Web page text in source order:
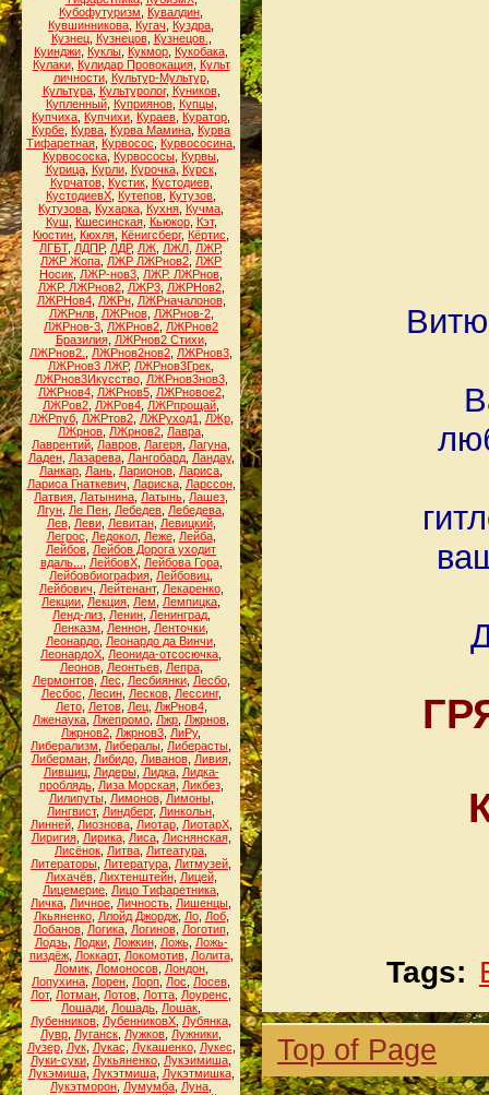
Кубофутуризм
Кувалдин
Кувшинникова Кугач Куздра
Кузнец, Кузнецов, Кузнецов.
Куинджи Куклы Кукмор Кукобака
Кулаки, Кулидар Провокация, Культ
личности, Культур-Мультур,
Культура, Культуролог, Куников,
Купленный, Куприянов, Купцы,
Купчиха Купчихи Кураев Куратор
Курбе Курва Курва Мамина Курва
Тифаретная Курвосос Курвососина
Курвососка Курвососы Курвы
Курица, Курли, Курочка, Курск,
Курчатов, Кустик, Кустодиев,
КустодиевХ Кутепов Кутузов
Кутузова Кухарка Кухня Кучма
Куш
Кшесинская, Кьюкор, Кэт,
Кюстин Кюхля Кёнигсберг, Кёртис
ЛГБТ, ЛДПР, ЛДР, ЛЖ ЛЖЛ ЛЖР,
ЛЖР Жопа ЛЖР ЛЖРнов2 ЛЖР
Носик ЛЖР-нов3 ЛЖР. ЛЖРнов
ЛЖР. ЛЖРнов2, ЛЖР3, ЛЖРНов2,
ЛЖРНов4, ЛЖРн, ЛЖРначалонов,
ЛЖРнлв, ЛЖРнов, ЛЖРнов-2,
ЛЖРнов-3 ЛЖРнов2 ЛЖРнов2
Бразилия, ЛЖРнов2 Стихи,
ЛЖРнов2.
ЛЖРнов2нов2 ЛЖРнов3
ЛЖРнов3 ЛЖР, ЛЖРнов3Грек
ЛЖРнов3Икусство, ЛЖРнов3нов3,
ЛЖРнов4, ЛЖРнов5, ЛЖРновое2,
ЛЖРов2 ЛЖРов4 ЛЖРпрощай
ЛЖРпуб, ЛЖРтов2, ЛЖРуход1 ЛЖр,
ЛЖрнов ЛЖрнов2 Лавра
Лаврентий Лавров Лагеря Лагуна
Ладен, Лазарева, Лангобард, Ландау,
Ланкар Лань Ларионов Лариса
Лариса Гнаткевич
Лариска, Ларссон,
Латвия Латынина Латынь Лашез
Лгун Ле Пен Лебедев Лебедева
Лев, Леви, Левитан, Левицкий,
Легрос
Ледокол, Леже, Лейба,
Лейбов Лейбов Дорога уходит
вдаль...
ЛейбовХ, Лейбова Гора,
Лейбовбиография Лейбовиц
Лейбович
Лейтенант, Лекаренко,
Лекции Лекция Лем Лемпицка
Ленд-лиз, Ленин, Ленинград,
Ленказм
Леннон Ленточки
Леонардо Леонардо да Винчи
ЛеонардоХ Леонида-отсосючка
Леонов, Леонтьев, Лепра,
Лермонтов, Лес Лесбиянки, Лесбо,
Лесбос
Лесин, Лесков, Лессинг,
Лето, Летов, Лец, ЛжРнов4,
Лженаука Лжепромо Лжр Лжрнов
Лжрнов2 Лжрнов3 ЛиРу,
Либерализм
Либералы Либерасты
Либерман, Либидо, Ливанов, Ливия,
Лившиц, Лидеры, Лидка, Лидка-
проблядь, Лиза Морская, Ликбез,
Лилипуты, Лимонов, Лимоны,
Лингвист, Линдберг, Линкольн
Линней, Лиознова, Лиотар, ЛиотарХ,
Лиригия, Лирика, Лиса, Лиснянская,
Лисёнок Литва Литеатура
Литераторы Литература Литмузей
Лихачёв, Лихтенштейн, Лицей,
Лицемерие Лицо Тифаретника
Личка Личное Личность Лишенцы
Лкьяненко, Ллойд Джордж, Ло, Лоб,
Лобанов, Логика, Логинов, Логотип,
Лодзь, Лодки, Ложкин, Ложь, Ложь-
пиздёж, Локкарт, Локомотив, Лолита,
Ломик, Ломоносов, Лондон,
Лопухина Лорен Лорп Лос Лосев
Лот, Лотман Лотов Лотта Лоуренс
Лошади Лошадь Лошак
Лубенников ЛубенниковХ Лубянка
Лувр Луганск Лужков Лужники
Лузер, Лук, Лукас Лукашенко, Лукес
Луки-суки Лукьяненко Лукэимиша
Лукэмиша, Лукэтмиша, Лукэтмишка,
Лукэтморон Лумумба Луна
Tags:
Top of Page